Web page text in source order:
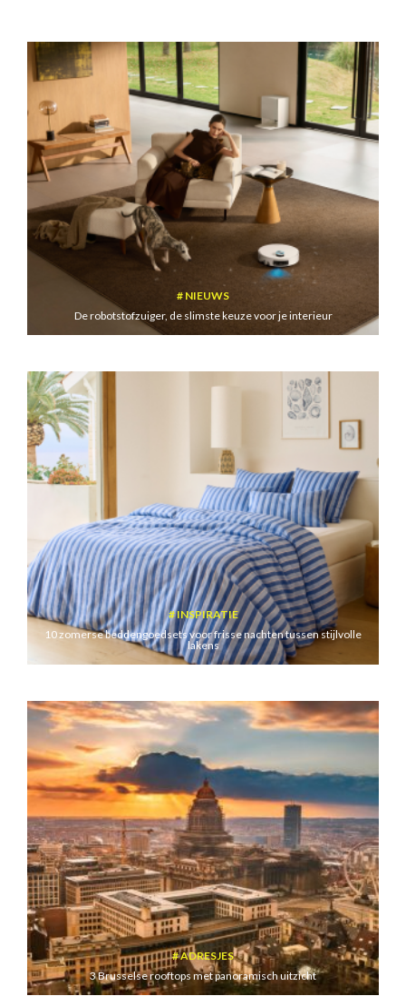
NIEUWS
De robotstofzuiger, de slimste keuze voor je interieur
INSPIRATIE
10 zomerse beddengoedsets voor frisse nachten tussen stijlvolle
lakens
ADRESJES
3 Brusselse rooftops met panoramisch uitzicht